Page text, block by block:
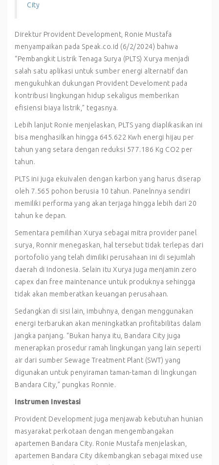
City
Direktur Provident Development, Ronie Mustafa
menyampaikan pada Speak.co.id (6/2/2024) bahwa
“Pembangkit Listrik Tenaga Surya (PLTS) Xurya menjadi
salah satu aplikasi untuk sumber energi alternatif dan
mengukuhkan dukungan Provident Develoment pada
kontribusi lingkungan hidup sekaligus memberikan
efisiensi biaya listrik,” tegasnya.
Lebih lanjut Ronie menjelaskan, PLTS yang diaplikasikan ini
bisa menghasilkan hingga 645.622 Kwh energi hijau per
tahun yang setara dengan reduksi 577.186 Kg CO2 per
tahun.
PLTS ini juga ekuivalen dengan karbon yang harus diserap
oleh 7.565 pohon berusia 10 tahun. Panelnnya sendiri
memiliki performa yang akan terjaga hingga lebih dari 20
tahun ke depan.
Sementara pemilihan Xurya sebagai mitra provider panel
surya, Ronnir menegaskan, hal tersebut tidak terlepas dari
portofolio yang telah dimiliki perusahaan ini di sejumlah
daerah di Indonesia. Selain itu Xurya juga menjamin zero
capex dan free maintenance untuk produknya sehingga
tidak akan memberatkan keuangan perusahaan.
Sedangkan di sisi lain, imbuhnya, dengan menggunakan
energi terbarukan akan meningkatkan profitabilitas dalam
jangka panjang. “Bukan hanya itu, Bandara City juga
menerapkan prosedur ramah lingkungan yang lain seperti
air dari sumber Sewage Treatment Plant (SWT) yang
digunakan untuk penyiraman taman-taman di lingkungan
Bandara City,” pungkas Ronnie.
Instrumen Investasi
Provident Development juga menjawab kebutuhan hunian
masyarakat perkotaan dengan mengembangakan
apartemen Bandara City. Ronie Mustafa menjelaskan,
apartemen Bandara City dikembangkan sebagai mixed use